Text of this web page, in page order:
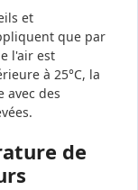
et
que par
l'air est
à 25°C, la
avec des
de